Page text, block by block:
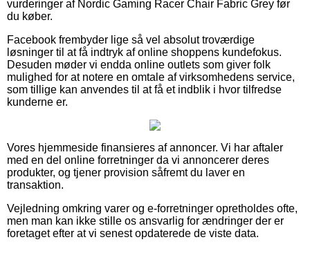
vurderinger af Nordic Gaming Racer Chair Fabric Grey før
du køber.
Facebook frembyder lige så vel absolut troværdige
løsninger til at få indtryk af online shoppens kundefokus.
Desuden møder vi endda online outlets som giver folk
mulighed for at notere en omtale af virksomhedens service,
som tillige kan anvendes til at få et indblik i hvor tilfredse
kunderne er.
Vores hjemmeside finansieres af annoncer. Vi har aftaler
med en del online forretninger da vi annoncerer deres
produkter, og tjener provision såfremt du laver en
transaktion.
Vejledning omkring varer og e-forretninger opretholdes ofte,
men man kan ikke stille os ansvarlig for ændringer der er
foretaget efter at vi senest opdaterede de viste data.